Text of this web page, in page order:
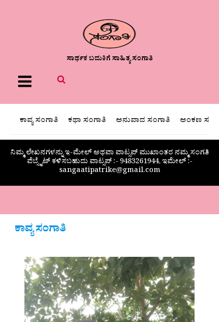
ಸಾರ್ಥಕ ಬದುಕಿಗೆ ಸಾಹಿತ್ಯ ಸಂಗಾತಿ
Menu
ಕಾವ್ಯ ಸಂಗಾತಿ ಕಥಾ ಸಂಗಾತಿ ಅನುವಾದ ಸಂಗಾತಿ ಅಂಕಣ
ನಿಮ್ಮ ಲೇಖನಗಳನ್ನು ಇ-ಮೇಲ್ ಅಥವಾ ವಾಟ್ಸಪ್ ಮುಖಾಂತರ ನಮ್ಮ ಸಂಗತಿ
ವೆಬ್ಸೈಟ್ ಕಳಿಸಬಹುದು ವಾಟ್ಸಪ್‌ :- 9483261944, ಇಮೇಲ್ :-
sangaatipatrike@gmail.com
ಕಾವ್ಯ ಸಂಗಾತಿ